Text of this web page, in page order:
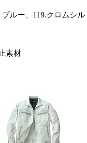
ルー、119.クロムシル
素材